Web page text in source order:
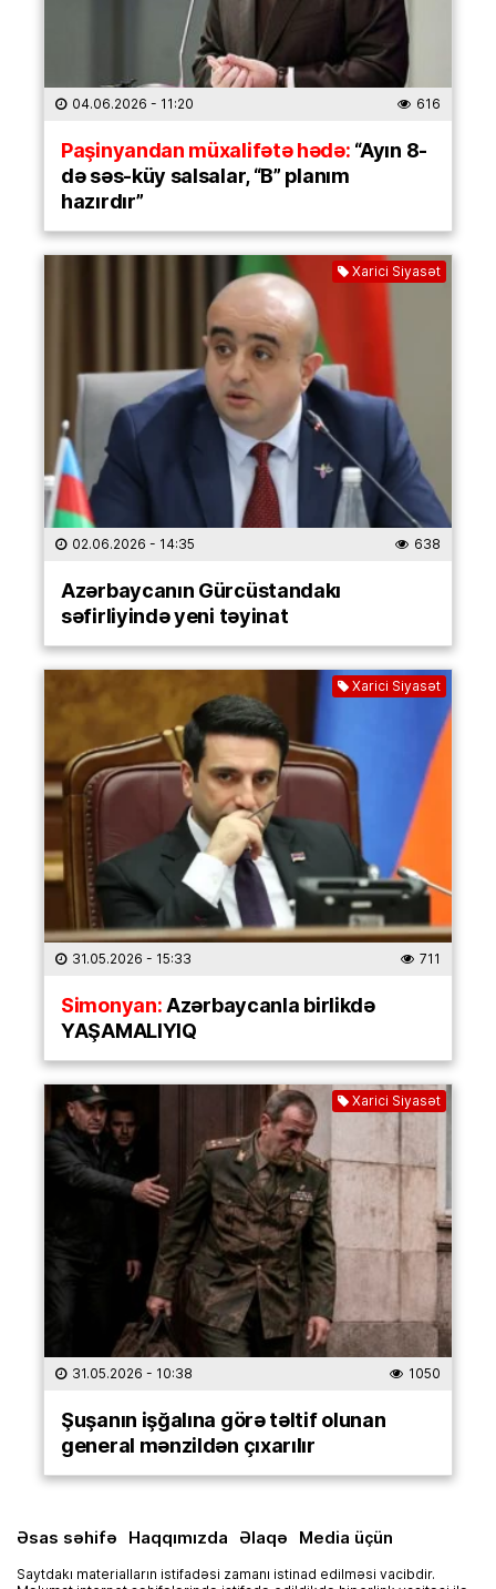
04.06.2026 - 11:20 616
Paşinyandan müxalifətə hədə:“Ayın 8-
də səs-küy salsalar, “B” planım
hazırdır”
Xarici Siyasət
02.06.2026 - 14:35 638
Azərbaycanın Gürcüstandakı
səfirliyində yeni təyinat
Xarici Siyasət
31.05.2026 - 15:33 711
Simonyan:Azərbaycanla birlikdə
YAŞAMALIYIQ
Xarici Siyasət
31.05.2026 - 10:38 1050
Şuşanın işğalına görə təltif olunan
general mənzildən çıxarılır
Əsas səhifə Haqqımızda Əlaqə Media üçün
Saytdakı materialların istifadəsi zamanı istinad edilməsi vacibdir.